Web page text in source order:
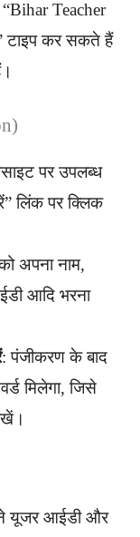
Teacher
टाइप कर सकते हैं
पर उपलब्ध
लिंक पर क्लिक
अपना नाम,
आदि भरना
: पंजीकरण के बाद
मिलेगा, जिसे
यूजर आईडी और